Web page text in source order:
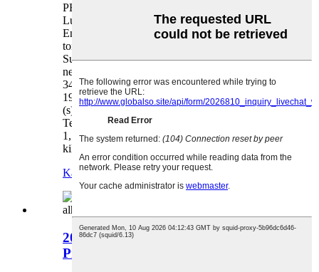
PERUSPARAMETRI Valmistaja IM AUTO
Luokka Keskikokoiset ja suuret ajoneuvot
Energiatyyppi Täyssähköinen CLTC Sähköinen
toimintasäde (km) 708 Suurin teho (kW) 250
Suurin vääntömomentti (Nm) 475 Korirakenne
neliovinen, viisipaikkainen sedan Moottori (hv)
340 Pituus * Leveys * Korkeus (mm) 5180 *
1960 * 1485 Virallinen 0-100 km/h kiihtyvyys
(s) 5,9 Suurin nopeus (km/h) 200
Tehoekvivalentti polttoaineenkulutus (l/100km)
1,52 Ajoneuvon takuu Viisi vuotta tai 150 000
kilometriä Huolto...
Katso lisää tuotteita>
2023 SAIC VW ID.6X 617KM, Lite
Pro EV, alin...